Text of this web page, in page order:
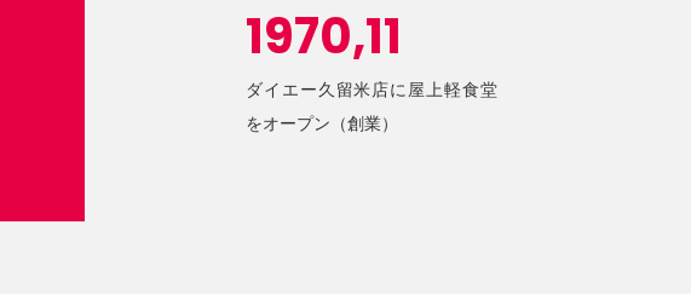
1970,11
ダイエー久留米店に屋上軽食堂
をオープン（創業）